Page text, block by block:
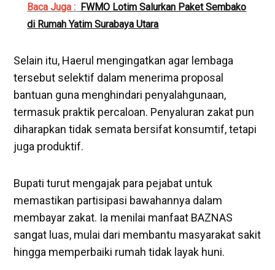
Baca Juga : FWMO Lotim Salurkan Paket Sembako
di Rumah Yatim Surabaya Utara
Selain itu, Haerul mengingatkan agar lembaga
tersebut selektif dalam menerima proposal
bantuan guna menghindari penyalahgunaan,
termasuk praktik percaloan. Penyaluran zakat pun
diharapkan tidak semata bersifat konsumtif, tetapi
juga produktif.
Bupati turut mengajak para pejabat untuk
memastikan partisipasi bawahannya dalam
membayar zakat. Ia menilai manfaat BAZNAS
sangat luas, mulai dari membantu masyarakat sakit
hingga memperbaiki rumah tidak layak huni.